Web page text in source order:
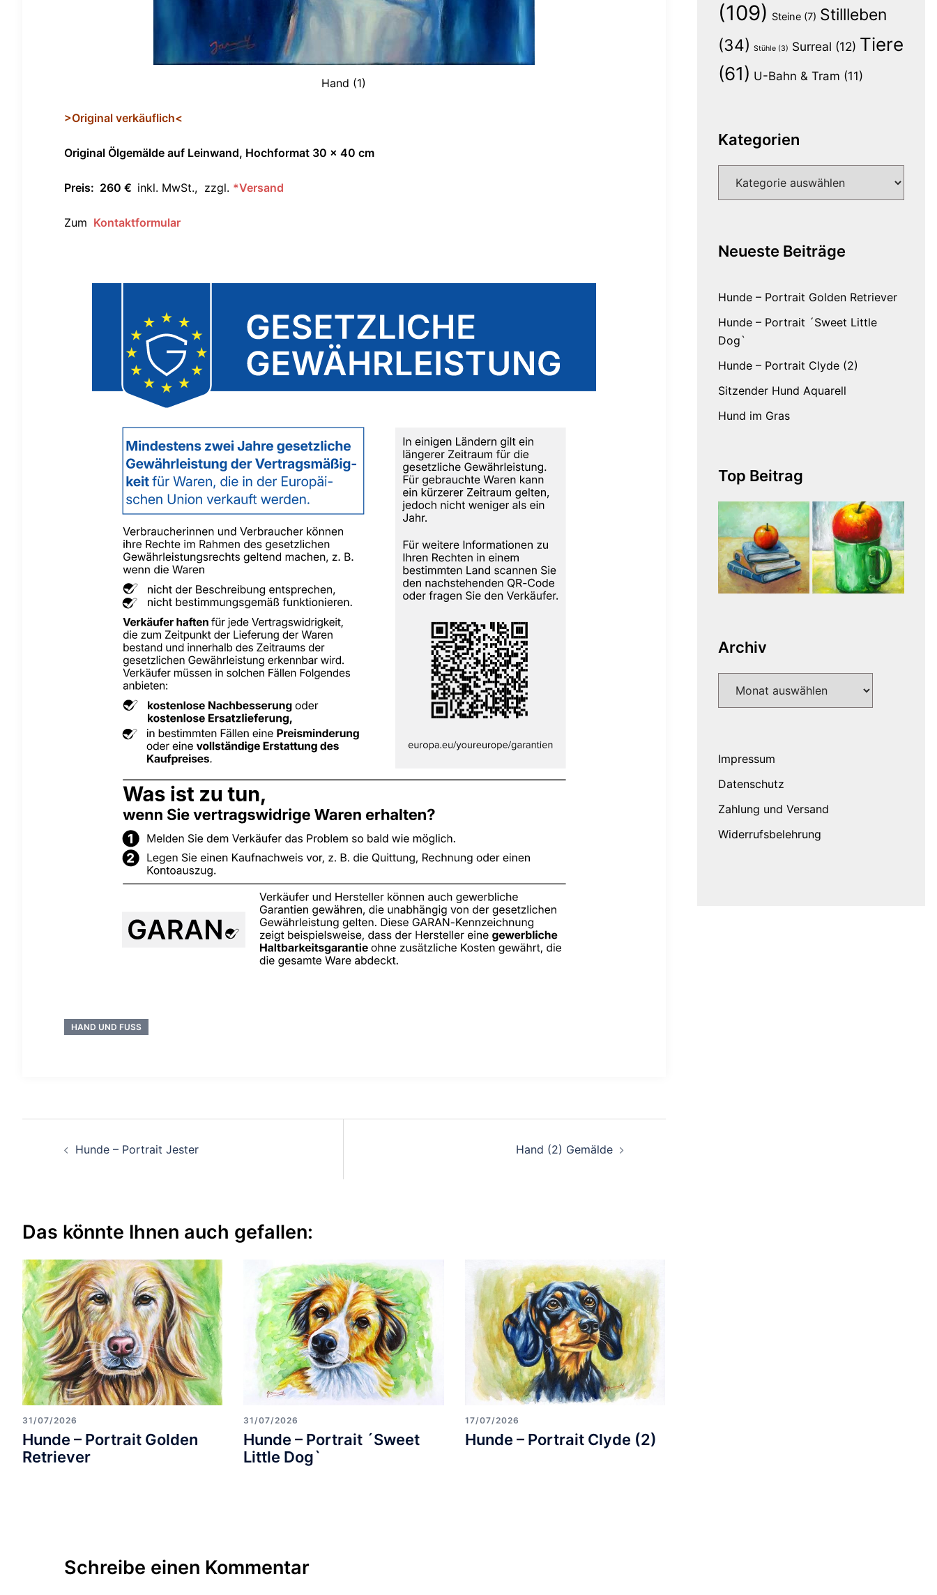
Hand (1)
>Original verkäuflich<
Original Ölgemälde auf Leinwand, Hochformat 30 x 40 cm
Preis: 260 € inkl. MwSt., zzgl. *Versand
Zum Kontaktformular
HAND UND FUSS
Hunde – Portrait Jester Hand (2) Gemälde
Das könnte Ihnen auch gefallen:
31/07/2026
Hunde – Portrait Golden
Retriever
31/07/2026
Hunde – Portrait ´Sweet
Little Dog`
17/07/2026
Hunde – Portrait Clyde (2)
Schreibe einen Kommentar
(109) Steine(7) Stillleben
(34) Stühle(3) Surreal (12) Tiere
(61) U-Bahn & Tram (11)
Kategorien
Neueste Beiträge
Hunde – Portrait Golden Retriever
Hunde – Portrait ´Sweet Little
Dog`
Hunde – Portrait Clyde (2)
Sitzender Hund Aquarell
Hund im Gras
Top Beitrag
Archiv
Impressum
Datenschutz
Zahlung und Versand
Widerrufsbelehrung